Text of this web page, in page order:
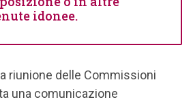
idonee.
riunione delle Commissioni
una comunicazione